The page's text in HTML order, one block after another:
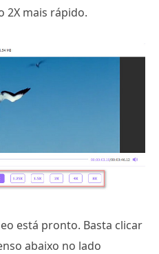
2X mais rápido.
está pronto. Basta clicar
abaixo no lado